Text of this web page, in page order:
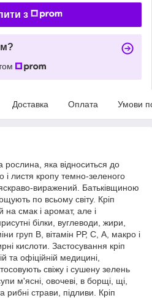
з
Доставка Оплата Умови
рослина, яка відноситься до
і листя кропу темно-зеленого
виражений. Батьківщиною
по всьому світу. Кріп
на смак і аромат, але і
білки, вуглеводи, жири,
груп В, вітамін РР, С, А, макро і
кислоти. Застосування кріп
та офіційній медицині,
свіжу і сушену зелень
м'ясні, овочеві, в борщі, щі,
рибні страви, підливи. Кріп